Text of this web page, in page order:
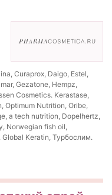
Curaprox, Daigo, Estel,
Gezatone, Hempz,
Cosmetics. Kerastase,
Optimum Nutrition, Oribe,
a tech nutrition, Dopelhertz,
Norwegian fish oil,
Global Keratin, Турбослим.